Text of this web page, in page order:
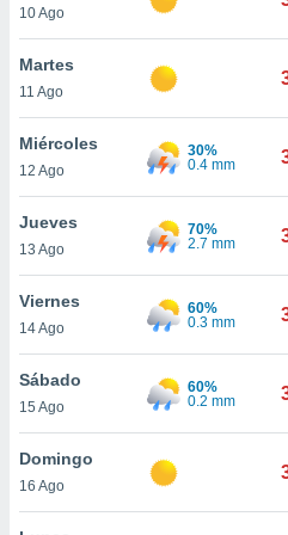
y
más
nuestra
y
de
disponible
cookies
10 Ago
Martes
11 Ago
Miércoles
12 Ago
30%
0.4 mm
Jueves
13 Ago
70%
2.7 mm
Viernes
14 Ago
60%
0.3 mm
Sábado
15 Ago
60%
0.2 mm
Domingo
16 Ago